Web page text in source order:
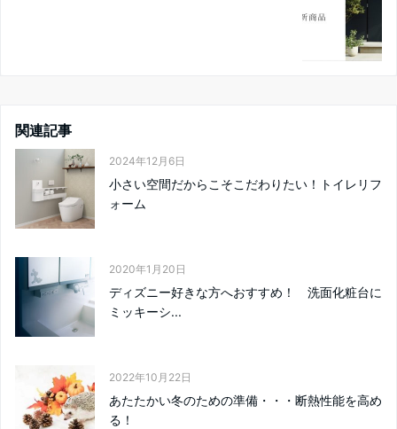
関連記事
2024年12月6日
小さい空間だからこそこだわりたい！トイレリフ
ォーム
2020年1月20日
ディズニー好きな方へおすすめ！ 洗面化粧台に
ミッキーシ...
2022年10月22日
あたたかい冬のための準備・・・断熱性能を高め
る！